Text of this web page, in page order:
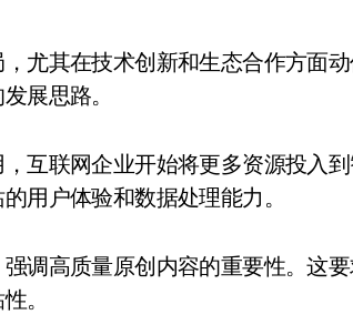
展思路。
互联网企业开始将更多资源投入
用户体验和数据处理能力。
调高质量原创内容的重要性。这
。